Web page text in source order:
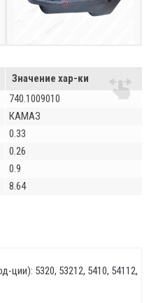
Значение хар-ки
740.1009010
КАМАЗ
0.33
0.26
0.9
8.64
ции): 5320, 53212, 5410, 54112,